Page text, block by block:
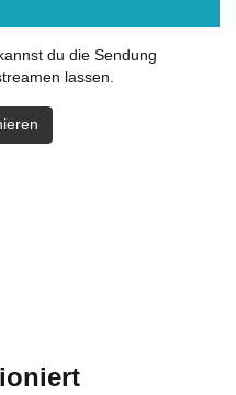
du die Sendung
lassen.